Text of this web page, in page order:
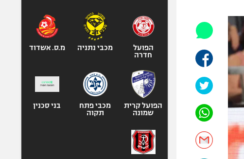
אופניים
ספורט מוטורי
כדורמים
בייסבול MLB
ספורט אתגרי
אומנויות לחימה
הפועל
חדרה
מכבי נתניה מ.ס. אשדוד
הפועל קרית
שמונה
מכבי פתח
תקוה
בני סכנין